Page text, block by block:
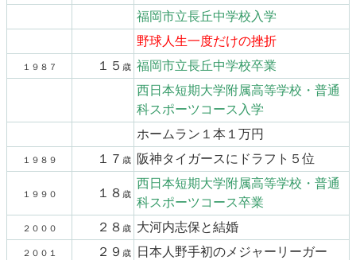
福岡市立長丘中学校入学
野球人生一度だけの挫折
１９８７ １５ 歳
福岡市立長丘中学校卒業
西日本短期大学附属高等学校・普通
科スポーツコース入学
ホームラン１本１万円
１９８９ １７ 歳 阪神タイガースにドラフト５位
１９９０ １８ 歳
西日本短期大学附属高等学校・普通
科スポーツコース卒業
２０００ ２８ 歳 大河内志保と結婚
２００１ ２９ 歳 日本人野手初のメジャーリーガー